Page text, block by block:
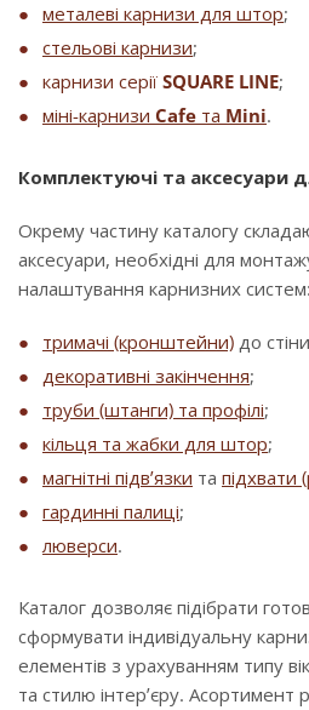
металеві карнизи для штор;
стельові карнизи;
карнизи серії SQUARE LINE;
міні-карнизи Cafe та Mini.
Комплектуючі та аксесуари
Окрему частину каталогу
аксесуари, необхідні для
налаштування карнизних систем:
тримачі (кронштейни) до
декоративні закінчення;
труби (штанги) та профілі;
кільця та жабки для штор;
магнітні підв’язки та підхвати
гардинні палиці;
люверси.
Каталог дозволяє підібрати
сформувати індивідуальну
елементів з урахуванням типу
та стилю інтер’єру. Асортимент